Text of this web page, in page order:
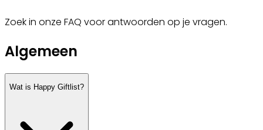
Zoek in onze FAQ voor antwoorden op je vragen.
Algemeen
Wat is Happy Giftlist?